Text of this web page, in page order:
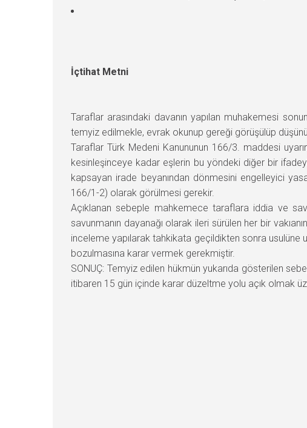
İçtihat Metni
Taraflar arasındaki davanın yapılan muhakemesi
temyiz edilmekle, evrak okunup gereği görüşülüp
Taraflar Türk Medeni Kanununun 166/3. maddesi
kesinleşinceye kadar eşlerin bu yöndeki diğer bir
kapsayan irade beyanından dönmesini engelleyici
166/1-2) olarak görülmesi gerekir.
Açıklanan sebeple mahkemece taraflara iddia ve
savunmanın dayanağı olarak ileri sürülen her bir
inceleme yapılarak tahkikata geçildikten sonra
bozulmasına karar vermek gerekmiştir.
SONUÇ: Temyiz edilen hükmün yukarıda gösterilen
itibaren 15 gün içinde karar düzeltme yolu açık olmak